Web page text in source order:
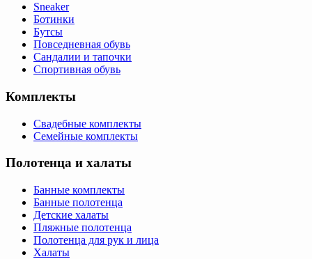
Sneaker
Ботинки
Бутсы
Повседневная обувь
Сандалии и тапочки
Спортивная обувь
Комплекты
Свадебные комплекты
Семейные комплекты
Полотенца и халаты
Банные комплекты
Банные полотенца
Детские халаты
Пляжные полотенца
Полотенца для рук и лица
Халаты